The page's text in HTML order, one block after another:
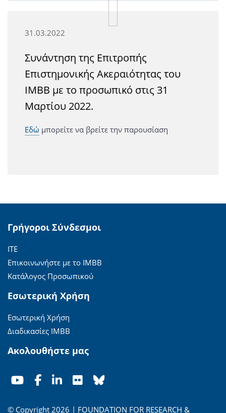
31.03.2022
Συνάντηση της Επιτροπής
Επιστημονικής Ακεραιότητας του
ΙΜΒΒ με το προσωπικό στις 31
Μαρτίου 2022.
Εδώ μπορείτε να βρείτε την παρουσίαση
Γρήγοροι Σύνδεσμοι
ΙΤΕ
Επικοινωνήστε με το ΙΜΒΒ
Κατάλογος Προσωπικού
Εσωτερική Χρήση
Εσωτερική Χρήση
Διαδικασίες ΙΜΒΒ
Ακολουθήστε μας
© Copyright 2026 | FOUNDATION FOR RESEARCH &